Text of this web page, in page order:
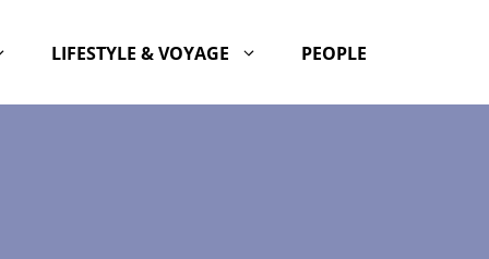
LIFESTYLE & VOYAGE PEOPLE